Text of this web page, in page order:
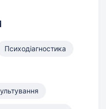
Психодіагностика